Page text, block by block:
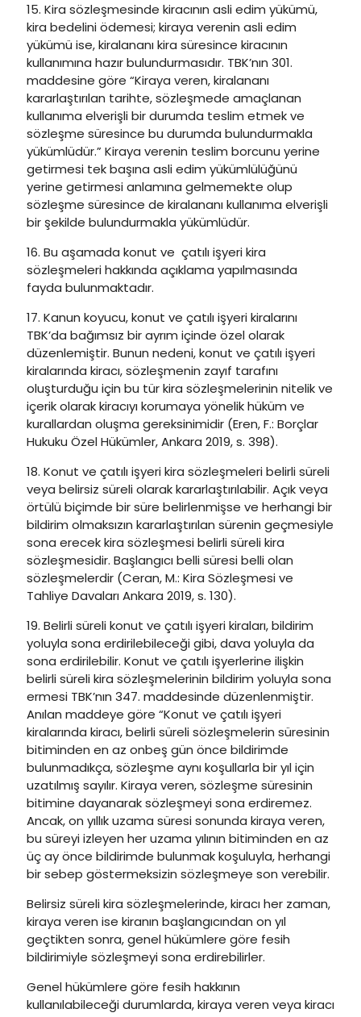
15. Kira sözleşmesinde kiracının asli edim yükümü,
kira bedelini ödemesi; kiraya verenin asli edim
yükümü ise, kiralananı kira süresince kiracının
kullanımına hazır bulundurmasıdır. TBK’nın 301.
maddesine göre “Kiraya veren, kiralananı
kararlaştırılan tarihte, sözleşmede amaçlanan
kullanıma elverişli bir durumda teslim etmek ve
sözleşme süresince bu durumda bulundurmakla
yükümlüdür.” Kiraya verenin teslim borcunu yerine
getirmesi tek başına asli edim yükümlülüğünü
yerine getirmesi anlamına gelmemekte olup
sözleşme süresince de kiralananı kullanıma elverişli
bir şekilde bulundurmakla yükümlüdür.
16. Bu aşamada konut ve çatılı işyeri kira
sözleşmeleri hakkında açıklama yapılmasında
fayda bulunmaktadır.
17. Kanun koyucu, konut ve çatılı işyeri kiralarını
TBK’da bağımsız bir ayrım içinde özel olarak
düzenlemiştir. Bunun nedeni, konut ve çatılı işyeri
kiralarında kiracı, sözleşmenin zayıf tarafını
oluşturduğu için bu tür kira sözleşmelerinin nitelik ve
içerik olarak kiracıyı korumaya yönelik hüküm ve
kurallardan oluşma gereksinimidir (Eren, F.: Borçlar
Hukuku Özel Hükümler, Ankara 2019, s. 398).
18. Konut ve çatılı işyeri kira sözleşmeleri belirli süreli
veya belirsiz süreli olarak kararlaştırılabilir. Açık veya
örtülü biçimde bir süre belirlenmişse ve herhangi bir
bildirim olmaksızın kararlaştırılan sürenin geçmesiyle
sona erecek kira sözleşmesi belirli süreli kira
sözleşmesidir. Başlangıcı belli süresi belli olan
sözleşmelerdir (Ceran, M.: Kira Sözleşmesi ve
Tahliye Davaları Ankara 2019, s. 130).
19. Belirli süreli konut ve çatılı işyeri kiraları, bildirim
yoluyla sona erdirilebileceği gibi, dava yoluyla da
sona erdirilebilir. Konut ve çatılı işyerlerine ilişkin
belirli süreli kira sözleşmelerinin bildirim yoluyla sona
ermesi TBK’nın 347. maddesinde düzenlenmiştir.
Anılan maddeye göre “Konut ve çatılı işyeri
kiralarında kiracı, belirli süreli sözleşmelerin süresinin
bitiminden en az onbeş gün önce bildirimde
bulunmadıkça, sözleşme aynı koşullarla bir yıl için
uzatılmış sayılır. Kiraya veren, sözleşme süresinin
bitimine dayanarak sözleşmeyi sona erdiremez.
Ancak, on yıllık uzama süresi sonunda kiraya veren,
bu süreyi izleyen her uzama yılının bitiminden en az
üç ay önce bildirimde bulunmak koşuluyla, herhangi
bir sebep göstermeksizin sözleşmeye son verebilir.
Belirsiz süreli kira sözleşmelerinde, kiracı her zaman,
kiraya veren ise kiranın başlangıcından on yıl
geçtikten sonra, genel hükümlere göre fesih
bildirimiyle sözleşmeyi sona erdirebilirler.
Genel hükümlere göre fesih hakkının
kullanılabileceği durumlarda, kiraya veren veya kiracı